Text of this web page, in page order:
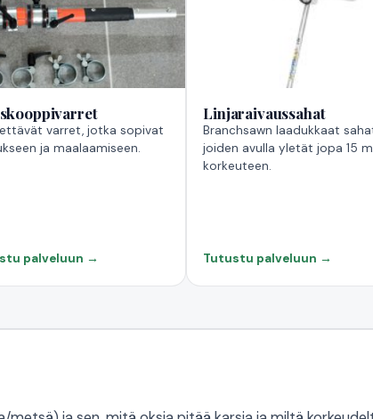
varret, jotka sopivat
ja maalaamiseen.
palveluun →
Linjaraivaussahat
Branchsawn laadukkaat
joiden avulla yletät jopa 15
korkeuteen.
Tutustu palveluun →